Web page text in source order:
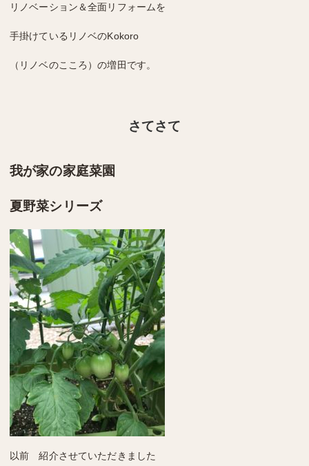
リノベーション＆全面リフォームを
手掛けている リノベのKokoro
（リノベのこころ）の増田です。
さてさて
我が家の家庭菜園
夏野菜シリーズ
以前 紹介させていただきました